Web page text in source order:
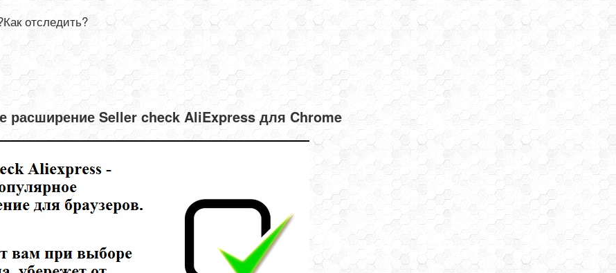
отследить?
расширение Seller check AliExpress для Chrome